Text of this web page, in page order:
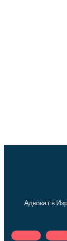
Адвокат в
Facebook